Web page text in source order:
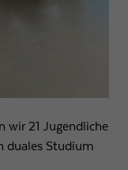
wir 21 Jugendliche
duales Studium